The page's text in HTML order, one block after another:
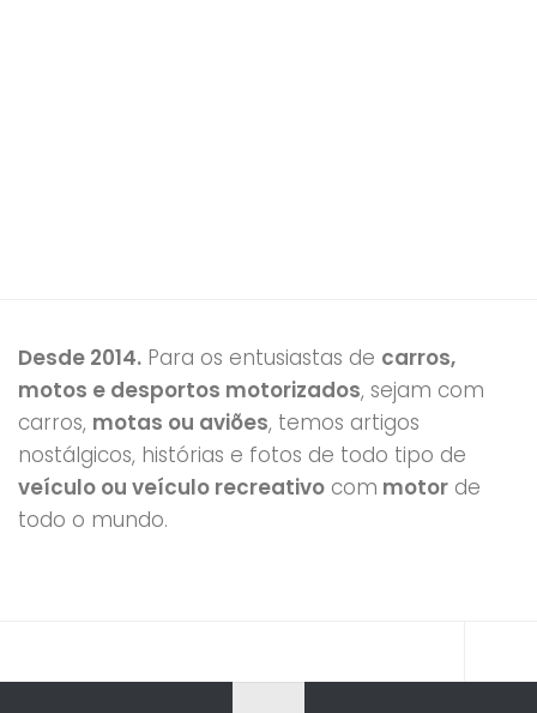
Desde 2014. Para os entusiastas de carros,
motos e desportos motorizados, sejam com
carros, motas ou aviões, temos artigos
nostálgicos, histórias e fotos de todo tipo de
veículo ou veículo recreativo com motor de
todo o mundo.